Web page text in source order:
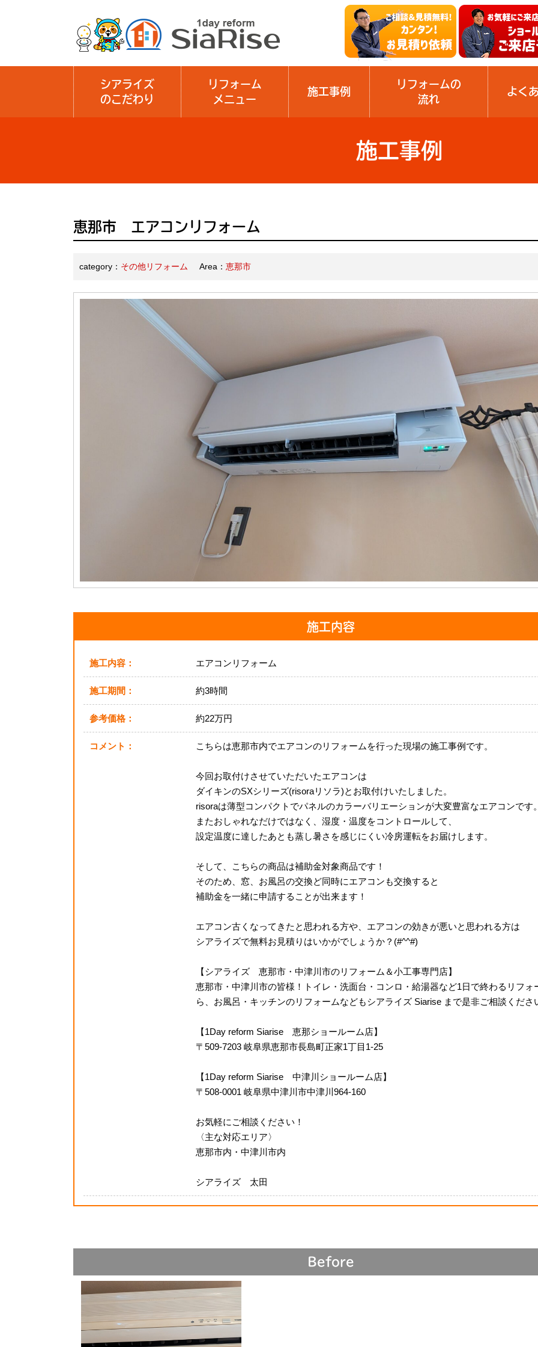
シアライズ
のこだわり
リフォーム
メニュー
施工事例
リフォームの
流れ
よく
施工事例
恵那市 エアコンリフォーム
category： その他リフォーム Area： 恵那市
施工内容
施工内容： エアコンリフォーム
施工期間： 約3時間
参考価格： 約22万円
コメント： こちらは恵那市内でエアコンのリフォームを行った現場の施工事例です。
今回お取付けさせていただいたエアコンは
ダイキンのSXシリーズ(risoraリソラ)とお取付けいたしました。
risoraは薄型コンパクトでパネルのカラーバリエーションが大変豊富なエアコンです。
またおしゃれなだけではなく、湿度・温度をコントロールして、
設定温度に達したあとも蒸し暑さを感じにくい冷房運転をお届けします。
そして、こちらの商品は補助金対象商品です！
そのため、窓、お風呂の交換ど同時にエアコンも交換すると
補助金を一緒に申請することが出来ます！
エアコン古くなってきたと思われる方や、エアコンの効きが悪いと思われる方は
シアライズで無料お見積りはいかがでしょうか？(#^^#)
【シアライズ 恵那市・中津川市のリフォーム＆小工事専門店】
恵那市・中津川市の皆様！トイレ・洗面台・コンロ・給湯器など1日で終わるリフォ
ら、お風呂・キッチンのリフォームなどもシアライズ Siarise まで是非ご相談くださ
【1Day reform Siarise 恵那ショールーム店】
〒509-7203 岐阜県恵那市長島町正家1丁目1-25
【1Day reform Siarise 中津川ショールーム店】
〒508-0001 岐阜県中津川市中津川964-160
お気軽にご相談ください！
〈主な対応エリア〉
恵那市内・中津川市内
シアライズ 太田
Before